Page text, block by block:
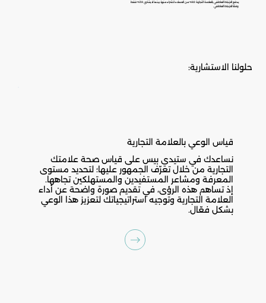
يدفع الارتباط العاطفي بالعلامة التجارية 82% من العملاء للشراء منها، بينما لا يشتري 38% فقط
وفقًا للارتباط العاطفي.
حلولنا الاستشارية:
قياس الوعي بالعلامة التجارية
نساعدك في ستيدي بيس على قياس صحة علامتك
التجارية من خلال تعرّف الجمهور عليها؛ لتحديد مستوى
المعرفة ومشاعر المستفيدين والمستهلكين تجاهها.
إذ تساهم هذه الرؤى، في تقديم صورة واضحة عن أداء
العلامة التجارية وتوجيه استراتيجياتك لتعزيز هذا الوعي
بشكل فعّال.